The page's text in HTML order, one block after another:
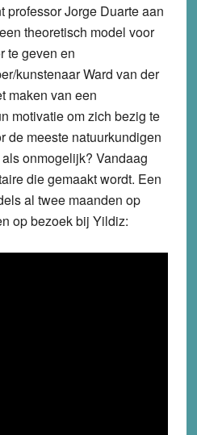
professor Jorge Duarte aan
theoretisch model voor
te geven en
kunstenaar Ward van der
maken van een
motivatie om zich bezig te
de meeste natuurkundigen
onmogelijk? Vandaag
die gemaakt wordt. Een
al twee maanden op
op bezoek bij Yildiz: